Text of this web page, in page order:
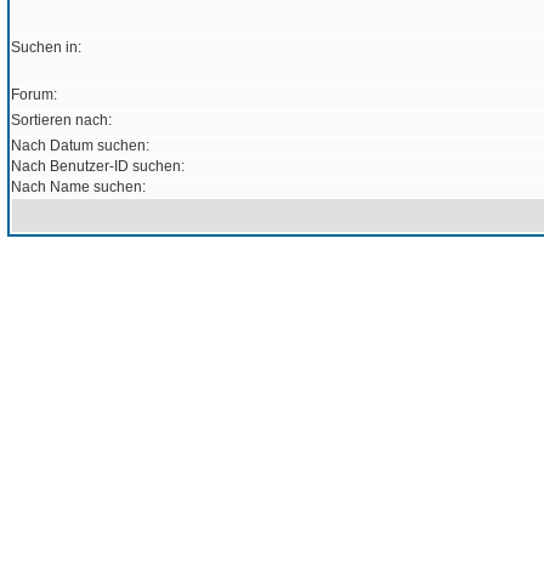
Suchen in:
Forum:
Sortieren nach:
Nach Datum suchen:
Nach Benutzer-ID suchen:
Nach Name suchen: